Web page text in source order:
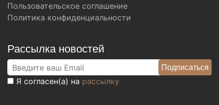
Пользовательское соглашение
Политика конфиденциальности
Рассылка новостей
Я согласен(а) на рассылку